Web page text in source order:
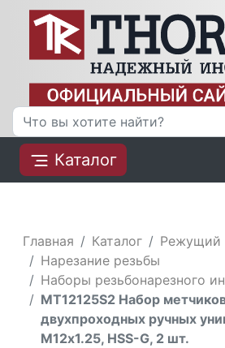
Каталог
Главная Каталог
Режущий
Нарезание резьбы
Наборы резьбонарезного
MT12125S2 Набор
двухпроходных ручных
М12х1.25, HSS-G, 2 шт.